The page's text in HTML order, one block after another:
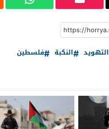
التهويد النكبة فلسطين